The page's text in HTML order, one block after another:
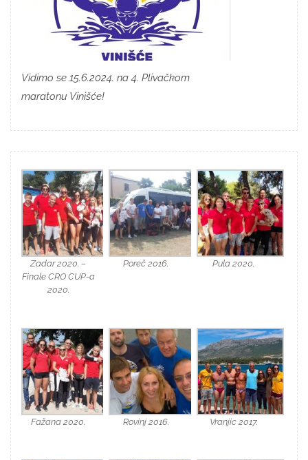
Vidimo se 15.6.2024. na 4. Plivačkom
maratonu Vinišće!
Zadar 2020. –
Finale CRO CUP-a
2020.
Poreč 2016. Pula 2020.
Fažana 2020. Rovinj 2016. Vranjic 2017.